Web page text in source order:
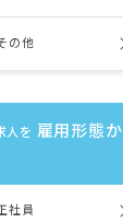
の他
人を 雇用形態か
社員